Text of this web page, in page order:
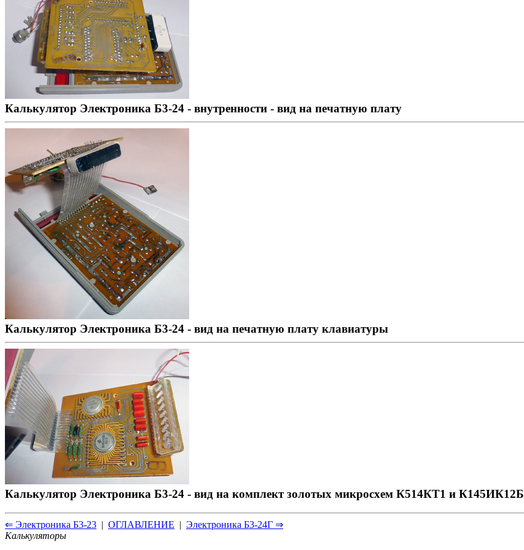
Калькулятор Электроника Б3-24 - внутренности - вид на печатную плату
Калькулятор Электроника Б3-24 - вид на печатную плату клавиатуры
Калькулятор Электроника Б3-24 - вид на комплект золотых микросхем К514КТ1 и К145ИК12Б
⇐ Электроника Б3-23 | ОГЛАВЛЕНИЕ | Электроника Б3-24Г ⇒
Калькуляторы